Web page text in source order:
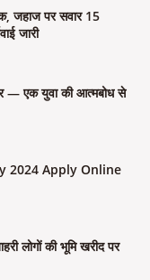
जहाज पर सवार 15
जारी
— एक युवा की आत्मबोध से
2024 Apply Online
लोगों की भूमि खरीद पर